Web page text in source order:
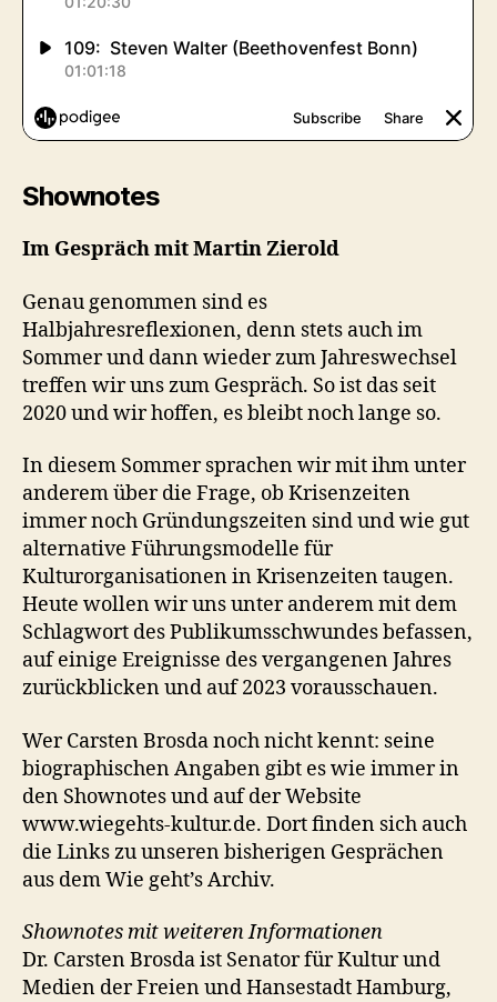
Shownotes
Im Gespräch mit Martin Zierold
Genau genommen sind es
Halbjahresreflexionen, denn stets auch im
Sommer und dann wieder zum Jahreswechsel
treffen wir uns zum Gespräch. So ist das seit
2020 und wir hoffen, es bleibt noch lange so.
In diesem Sommer sprachen wir mit ihm unter
anderem über die Frage, ob Krisenzeiten
immer noch Gründungszeiten sind und wie gut
alternative Führungsmodelle für
Kulturorganisationen in Krisenzeiten taugen.
Heute wollen wir uns unter anderem mit dem
Schlagwort des Publikumsschwundes befassen,
auf einige Ereignisse des vergangenen Jahres
zurückblicken und auf 2023 vorausschauen.
Wer Carsten Brosda noch nicht kennt: seine
biographischen Angaben gibt es wie immer in
den Shownotes und auf der Website
www.wiegehts-kultur.de. Dort finden sich auch
die Links zu unseren bisherigen Gesprächen
aus dem Wie geht’s Archiv.
Shownotes mit weiteren Informationen
Dr. Carsten Brosda ist Senator für Kultur und
Medien der Freien und Hansestadt Hamburg,